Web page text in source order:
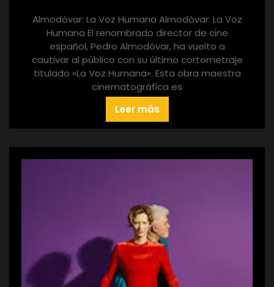
Almodóvar: La Voz Humana Almodóvar: La Voz
Humana El renombrado director de cine
español, Pedro Almodóvar, ha vuelto a
cautivar al público con su último cortometraje
titulado «La Voz Humana». Esta obra maestra
cinematográfica es
Leer más